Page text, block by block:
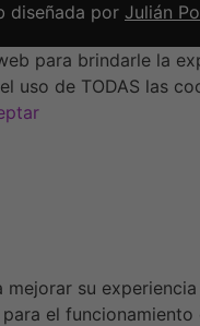
diseñada por Julián
para brindarle la
uso de TODAS las
su
el